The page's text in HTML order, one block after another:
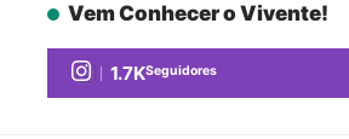
Vem Conhecer o Vivente!
1.7KSeguidores